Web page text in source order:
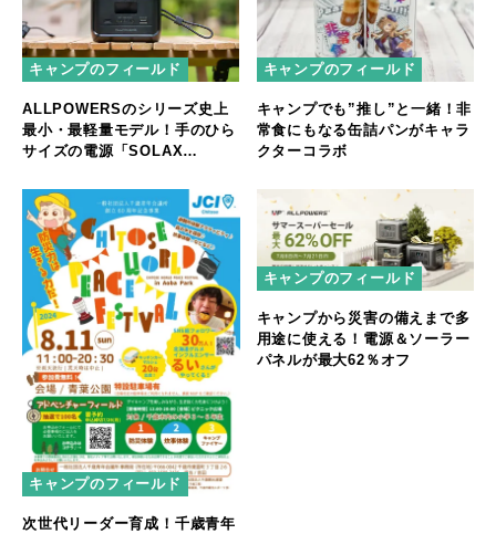
キャンプのフィールド
ALLPOWERSのシリーズ史上
最小・最軽量モデル！手のひら
サイズの電源「SOLAX
キャンプのフィールド
キャンプでも”推し”と一緒！非
常食にもなる缶詰パンがキャラ
クターコラボ
キャンプのフィールド
次世代リーダー育成！千歳青年
キャンプのフィールド
キャンプから災害の備えまで多
用途に使える！電源＆ソーラー
パネルが最大62％オフ